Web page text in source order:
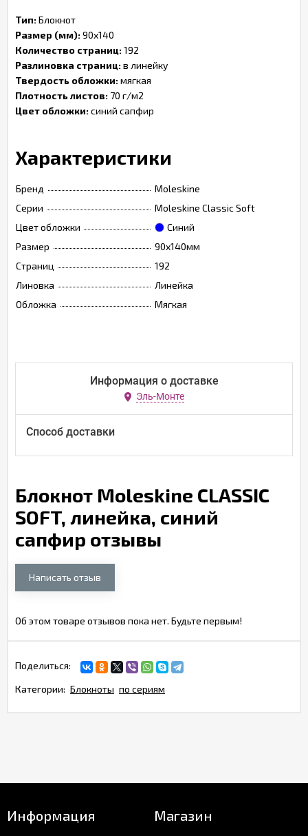
Тип:Блокнот
Размер (мм):90x140
Количество страниц:192
Разлиновка страниц:в линейку
Твердость обложки:мягкая
Плотность листов: 70 г/м2
Цвет обложки:синий сапфир
Характеристики
Бренд
Moleskine
Серии
Moleskine Classic Soft
Цвет обложки
Синий
Размер
90x140мм
Страниц
192
Линовка
Линейка
Обложка
Мягкая
Информация о доставке
Эль-Монте
Способ доставки
Блокнот Moleskine CLASSIC
SOFT, линейка, синий
сапфир отзывы
Написать отзыв
Об этом товаре отзывов пока нет. Будьте первым!
Поделиться:
Категории: Блокноты по сериям
Информация Магазин